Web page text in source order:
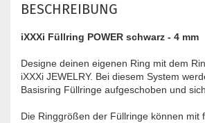
BESCHREIBUNG
iXXXi Füllring POWER schwarz - 4 mm
Designe deinen eigenen Ring mit dem
iXXXi JEWELRY. Bei diesem System
Basisring Füllringe aufgeschoben und
Die Ringgrößen der Füllringe können mit